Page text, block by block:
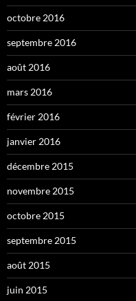
octobre 2016
septembre 2016
août 2016
mars 2016
février 2016
janvier 2016
décembre 2015
novembre 2015
octobre 2015
septembre 2015
août 2015
juin 2015